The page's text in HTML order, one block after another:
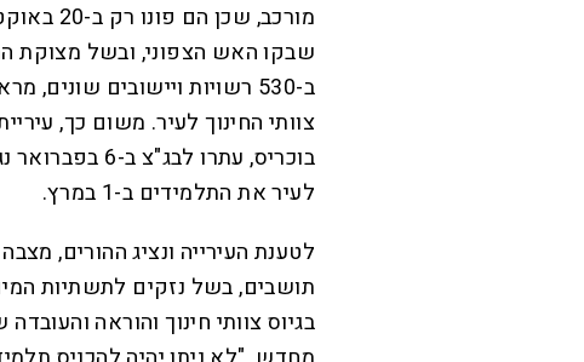
שבקו האש הצפוני, ובשל מצוקת
ב-530 רשויות ויישובים
צוותי החינוך לעיר. משום כך,
בוכריס, עתרו
לעיר את התלמידים ב-1 במרץ.
לטענת העירייה ונציג ההורים,
תושבים, בשל נזקים לתשתיות
בגיוס צוותי חינוך והוראה